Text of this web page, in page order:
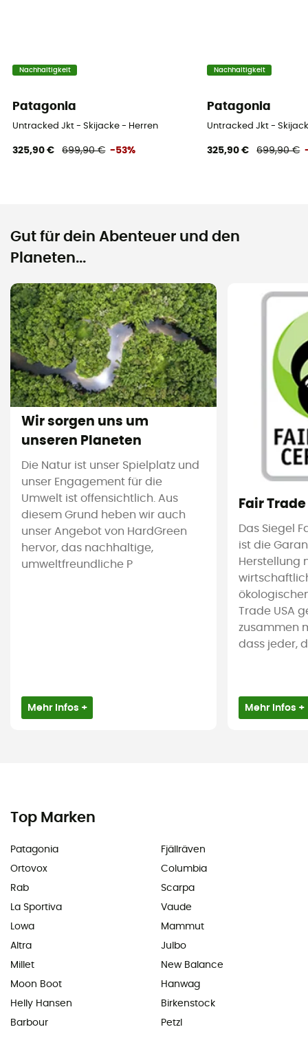
Nachhaltigkeit
Patagonia
Untracked Jkt - Skijacke - Herren
325,90 € 699,90 € -53%
Nachhaltigkeit
Patagonia
Untracked Jkt -
325,90 € 699,90 €
Gut für dein Abenteuer und den
Planeten...
Wir sorgen uns um
unseren Planeten
Die Natur ist unser Spielplatz und
unser Engagement für die
Umwelt ist offensichtlich. Aus
diesem Grund heben wir auch
unser Angebot von HardGreen
hervor, das nachhaltige,
umweltfreundliche P
Mehr Infos +
Fair
Das Siegel
ist die
Herstellung
Trade USA
zusammen
dass jeder,
Mehr Infos +
Top Marken
Patagonia
Ortovox
Rab
La Sportiva
Lowa
Altra
Millet
Moon Boot
Helly Hansen
Barbour
Fjällräven
Columbia
Scarpa
Vaude
Mammut
Julbo
New Balance
Hanwag
Birkenstock
Petzl